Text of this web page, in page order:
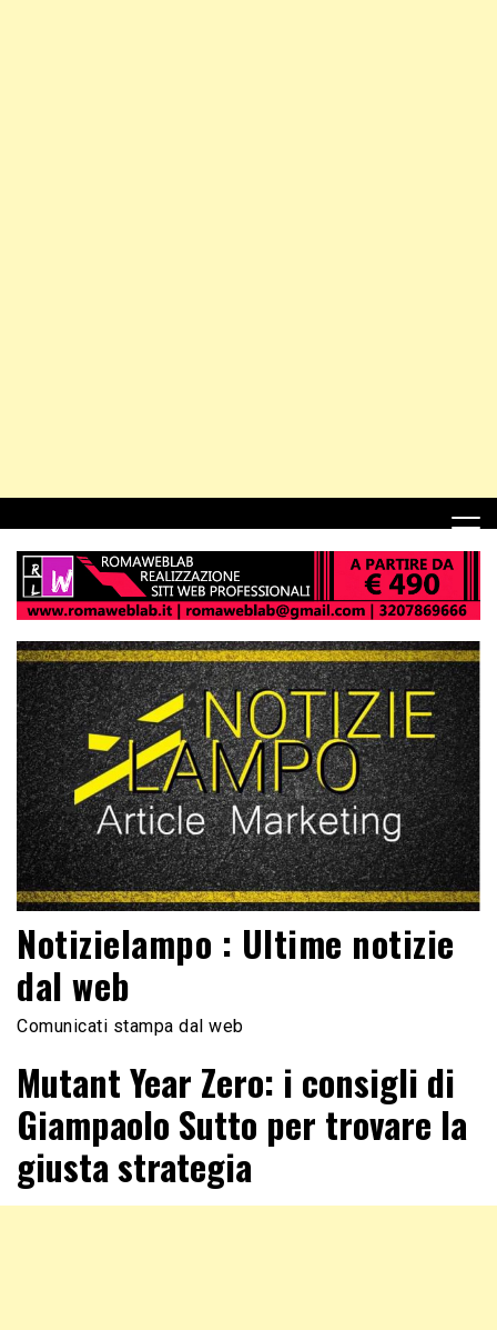
Notizielampo : Ultime notizie
dal web
Comunicati stampa dal web
Mutant Year Zero: i consigli di
Giampaolo Sutto per trovare la
giusta strategia